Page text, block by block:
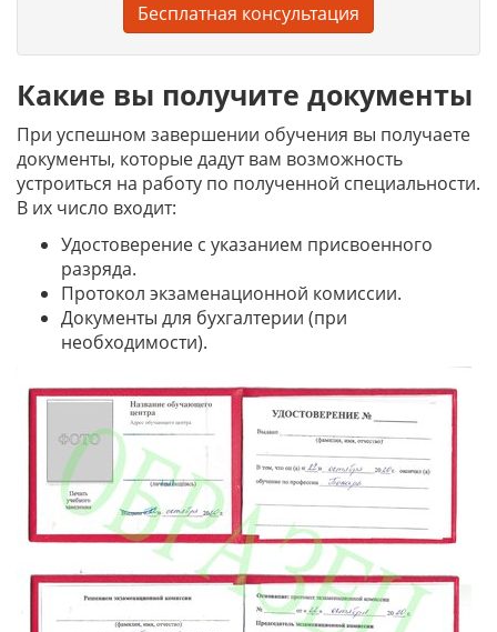
Бесплатная консультация
Какие вы получите документы
При успешном завершении обучения вы получаете
документы, которые дадут вам возможность
устроиться на работу по полученной специальности.
В их число входит:
Удостоверение с указанием присвоенного
разряда.
Протокол экзаменационной комиссии.
Документы для бухгалтерии (при
необходимости).